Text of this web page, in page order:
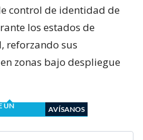
control de identidad de
los estados de
reforzando sus
zonas bajo despliegue
UN
AVÍSANOS